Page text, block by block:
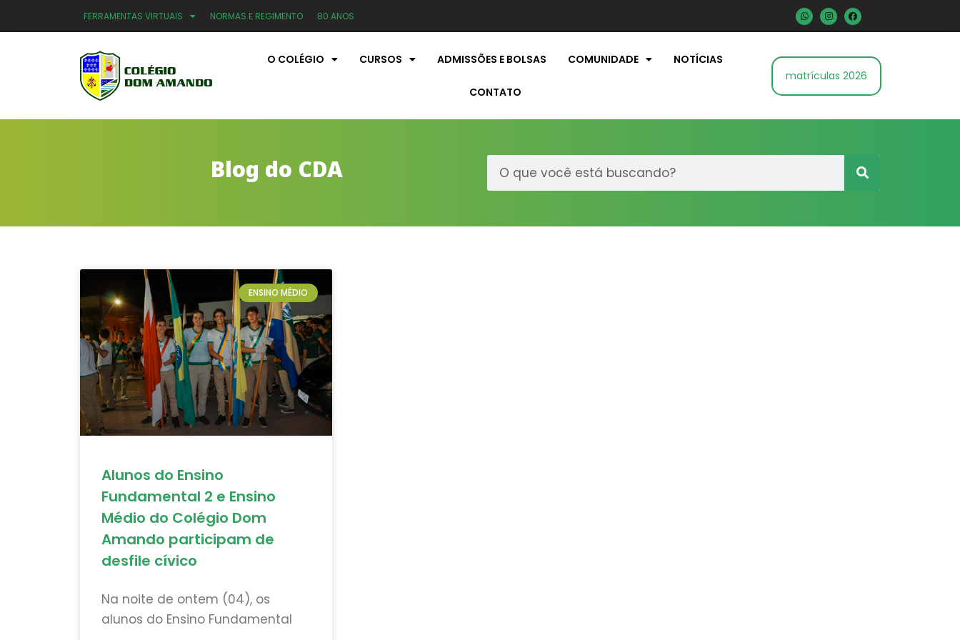
FERRAMENTAS VIRTUAIS NORMAS E REGIMENTO 80 ANOS
O COLÉGIO CURSOS ADMISSÕES E BOLSAS COMUNIDADE NOTÍCIAS
CONTATO
matrículas 2026
Blog do CDA
ENSINO MÉDIO
Alunos do Ensino
Fundamental 2 e Ensino
Médio do Colégio Dom
Amando participam de
desfile cívico
Na noite de ontem (04), os
alunos do Ensino Fundamental